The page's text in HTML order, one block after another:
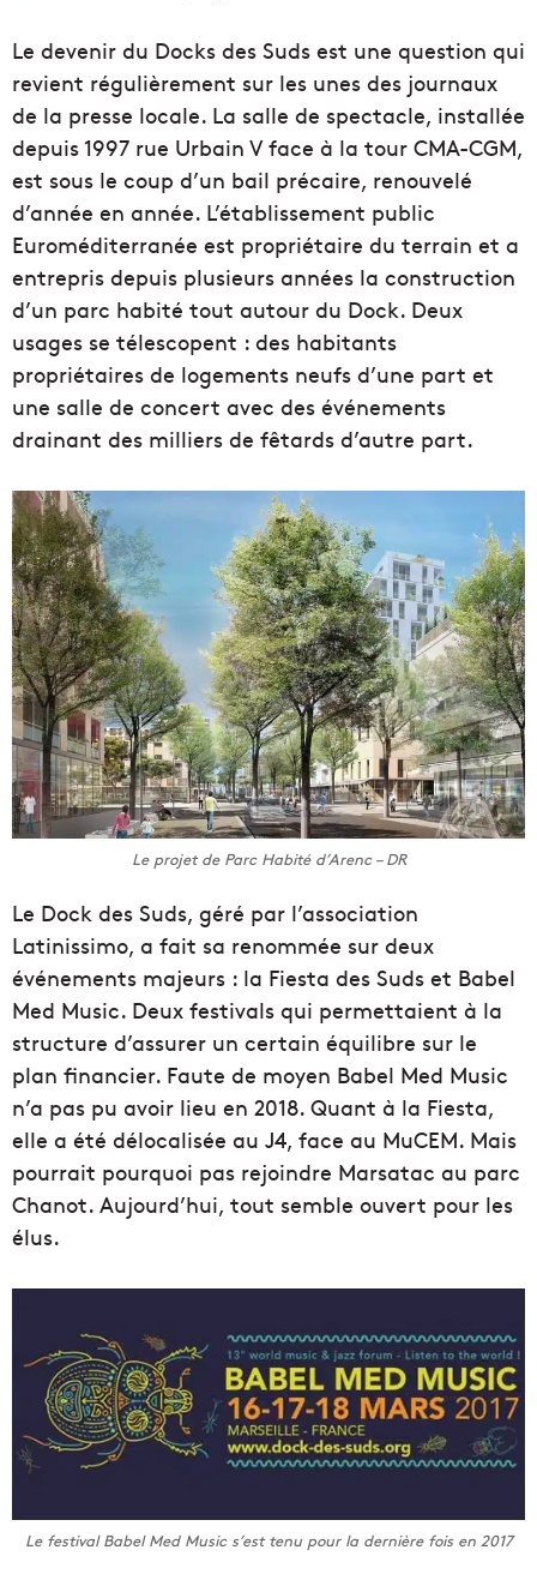
Le devenir du Docks des Suds est une question qui
revient régulièrement sur les unes des journaux
de la presse locale. La salle de spectacle, installée
depuis 1997 rue Urbain V face à la tour CMA-CGM,
est sous le coup d’un bail précaire, renouvelé
d’année en année. L’établissement public
Euroméditerranée est propriétaire du terrain et a
entrepris depuis plusieurs années la construction
d’un parc habité tout autour du Dock. Deux
usages se télescopent : des habitants
propriétaires de logements neufs d’une part et
une salle de concert avec des événements
drainant des milliers de fêtards d’autre part.
Le projet de Parc Habité d’Arenc – DR
Le Dock des Suds, géré par l’association
Latinissimo, a fait sa renommée sur deux
événements majeurs : la Fiesta des Suds et Babel
Med Music. Deux festivals qui permettaient à la
structure d’assurer un certain équilibre sur le
plan financier. Faute de moyen Babel Med Music
n’a pas pu avoir lieu en 2018. Quant à la Fiesta,
elle a été délocalisée au J4, face au MuCEM. Mais
pourrait pourquoi pas rejoindre Marsatac au parc
Chanot. Aujourd’hui, tout semble ouvert pour les
élus.
Le festival Babel Med Music s’est tenu pour la dernière fois en 2017